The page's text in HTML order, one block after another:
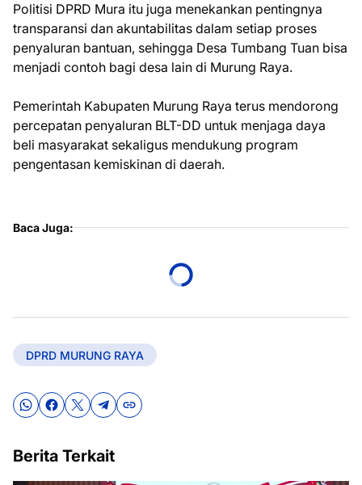
Politisi DPRD Mura itu juga menekankan pentingnya
transparansi dan akuntabilitas dalam setiap proses
penyaluran bantuan, sehingga Desa Tumbang Tuan bisa
menjadi contoh bagi desa lain di Murung Raya.
Pemerintah Kabupaten Murung Raya terus mendorong
percepatan penyaluran BLT-DD untuk menjaga daya
beli masyarakat sekaligus mendukung program
pengentasan kemiskinan di daerah.
Baca Juga:
DPRD MURUNG RAYA
Berita Terkait